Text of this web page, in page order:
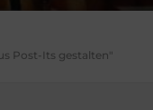
Post-Its gestalten"